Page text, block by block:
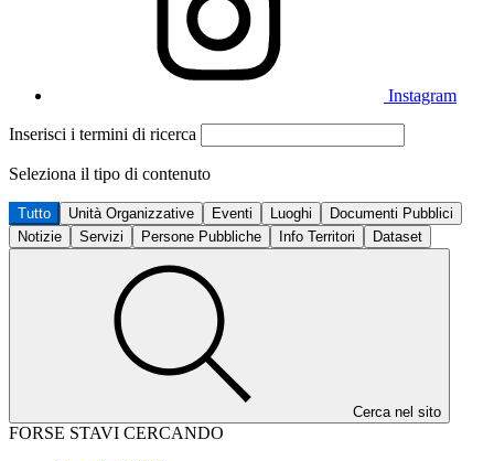
Instagram
Inserisci i termini di ricerca
Seleziona il tipo di contenuto
Tutto Unità Organizzative Eventi Luoghi
Documenti Pubblici
Notizie
Servizi Persone Pubbliche Info Territori Dataset
Cerca nel sito
FORSE STAVI CERCANDO